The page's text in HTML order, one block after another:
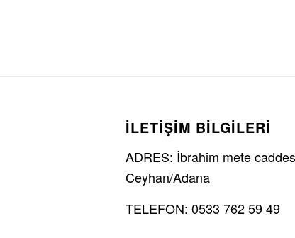
İLETİŞİM BİLGİLERİ
ADRES: İbrahim mete
Ceyhan/Adana
TELEFON: 0533 762 59 49